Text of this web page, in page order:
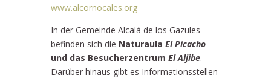
www.alcornocales.org
In der Gemeinde Alcalá de los Gazules
befinden sich die Naturaula El Picacho
und das Besucherzentrum El Aljibe.
Darüber hinaus gibt es Informationsstellen